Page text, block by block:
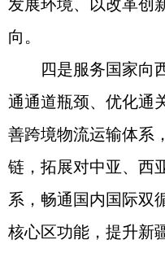
发展环境、以改革创
向。
四是服务国家向
通通道瓶颈、优化通
善跨境物流运输体系
链，拓展对中亚、西
系，畅通国内国际双
核心区功能，提升新